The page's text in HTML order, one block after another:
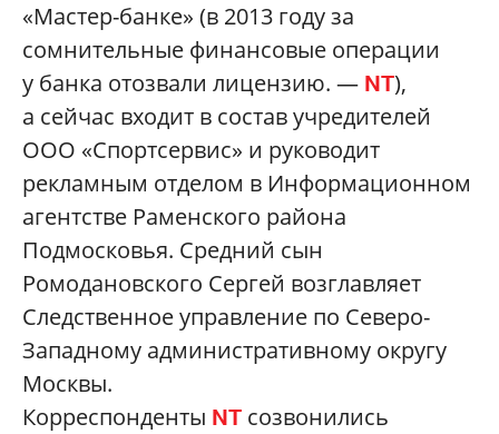
«Мастер-банке» (в 2013 году за
сомнительные финансовые операции
у банка отозвали лицензию. — NT),
а сейчас входит в состав учредителей
ООО «Спортсервис» и руководит
рекламным отделом в Информационном
агентстве Раменского района
Подмосковья. Средний сын
Ромодановского Сергей возглавляет
Следственное управление по Северо-
Западному административному округу
Москвы.
Корреспонденты NT созвонились